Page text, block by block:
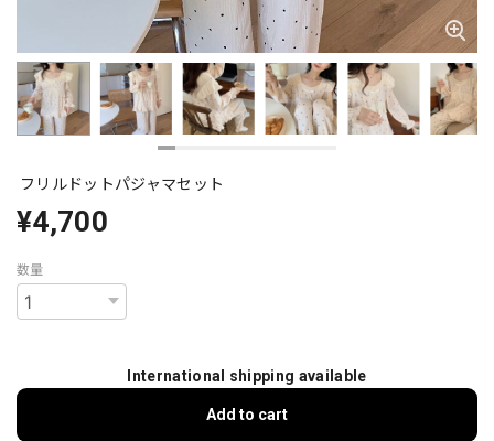
フリルドットパジャマセット
¥4,700
数量
International shipping available
Add to cart